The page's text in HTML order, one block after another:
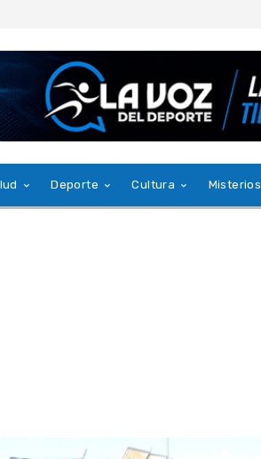
Deporte Cultura Misterios